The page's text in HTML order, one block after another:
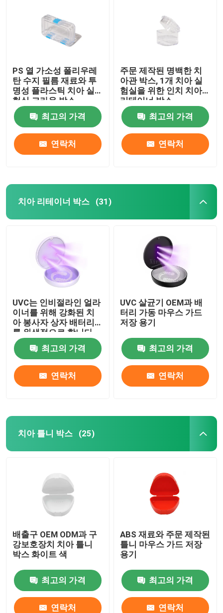
PS 열 가소성 폴리우레
탄 수지 필름 재료와 투
명성 플라스틱 치아 실
험실 크라운 박스
최고의 가격
연락처
주문 제작된 명백한 치
아관 박스, 1개 치아 실
험실을 위한 인치 치아
리테이너 박스
최고의 가격
연락처
치아 리테이너 박스 (31)
UVC는 인비절라인 얼라
이너를 위해 강화된 치
아 봉사자 상자 배터리
를 위생적으로 합니다
최고의 가격
연락처
UVC 살균기 OEM과 배
터리 가동 마우스 가드
저장 용기
최고의 가격
연락처
치아 틀니 박스 (25)
배출구 OEM ODM과 구
강보호장치 치아 틀니
박스 화이트 색
최고의 가격
연락처
ABS 재료와 주문 제작된
틀니 마우스 가드 저장
용기
최고의 가격
연락처